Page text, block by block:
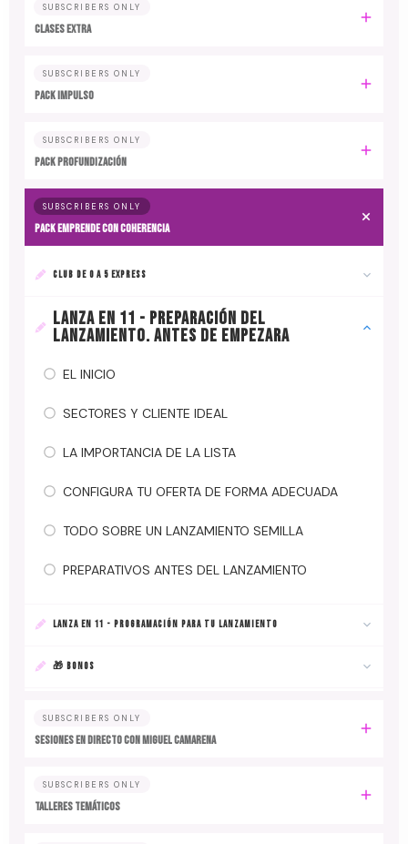
SUBSCRIBERS ONLY
CLASES EXTRA
SUBSCRIBERS ONLY
PACK IMPULSO
SUBSCRIBERS ONLY
PACK PROFUNDIZACIÓN
SUBSCRIBERS ONLY
PACK EMPRENDE CON COHERENCIA
CLUB DE 0 A 5 EXPRESS
LANZA EN 11 - PREPARACIÓN DEL
LANZAMIENTO. ANTES DE EMPEZARA
EL INICIO
SECTORES Y CLIENTE IDEAL
LA IMPORTANCIA DE LA LISTA
CONFIGURA TU OFERTA DE FORMA ADECUADA
TODO SOBRE UN LANZAMIENTO SEMILLA
PREPARATIVOS ANTES DEL LANZAMIENTO
LANZA EN 11 - PROGRAMACIÓN PARA TU LANZAMIENTO
🎁 BONOS
SUBSCRIBERS ONLY
SESIONES EN DIRECTO CON MIGUEL CAMARENA
SUBSCRIBERS ONLY
TALLERES TEMÁTICOS